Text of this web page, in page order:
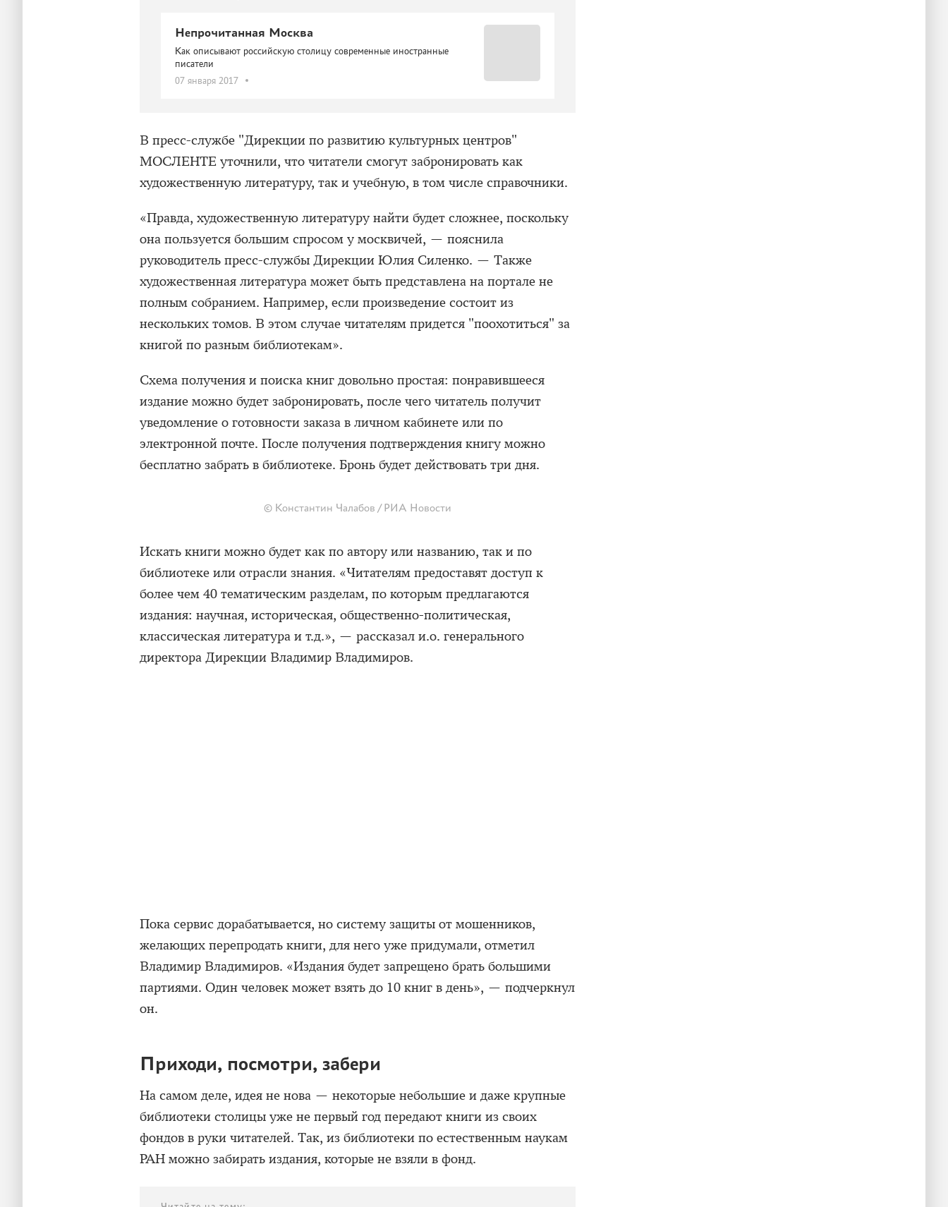
Непрочитанная Москва
Как описывают российскую столицу современные иностранные
писатели
07 января 2017
В пресс-службе "Дирекции по развитию культурных центров"
МОСЛЕНТЕ уточнили, что читатели смогут забронировать как
художественную литературу, так и учебную, в том числе справочники.
«Правда, художественную литературу найти будет сложнее, поскольку
она пользуется большим спросом у москвичей, — пояснила
руководитель пресс-службы Дирекции Юлия Силенко. — Также
художественная литература может быть представлена на портале не
полным собранием. Например, если произведение состоит из
нескольких томов. В этом случае читателям придется "поохотиться" за
книгой по разным библиотекам».
Схема получения и поиска книг довольно простая: понравившееся
издание можно будет забронировать, после чего читатель получит
уведомление о готовности заказа в личном кабинете или по
электронной почте. После получения подтверждения книгу можно
бесплатно забрать в библиотеке. Бронь будет действовать три дня.
© Константин Чалабов / РИА Новости
Искать книги можно будет как по автору или названию, так и по
библиотеке или отрасли знания. «Читателям предоставят доступ к
более чем 40 тематическим разделам, по которым предлагаются
издания: научная, историческая, общественно-политическая,
классическая литература и т.д.», — рассказал и.о. генерального
директора Дирекции Владимир Владимиров.
Пока сервис дорабатывается, но систему защиты от мошенников,
желающих перепродать книги, для него уже придумали, отметил
Владимир Владимиров. «Издания будет запрещено брать большими
партиями. Один человек может взять до 10 книг в день», — подчеркнул
он.
Приходи, посмотри, забери
На самом деле, идея не нова — некоторые небольшие и даже крупные
библиотеки столицы уже не первый год передают книги из своих
фондов в руки читателей. Так, из библиотеки по естественным наукам
РАН можно забирать издания, которые не взяли в фонд.